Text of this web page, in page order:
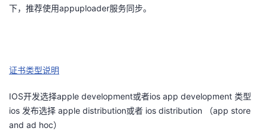
下，推荐使用appuploader服务同步。
证书类型说明
IOS开发选择apple development或者ios app development 类型
ios 发布选择 apple distribution或者 ios distribution （app store
and ad hoc）